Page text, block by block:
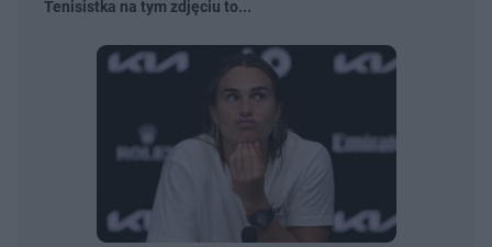
Tenisistka na tym zdjęciu to...